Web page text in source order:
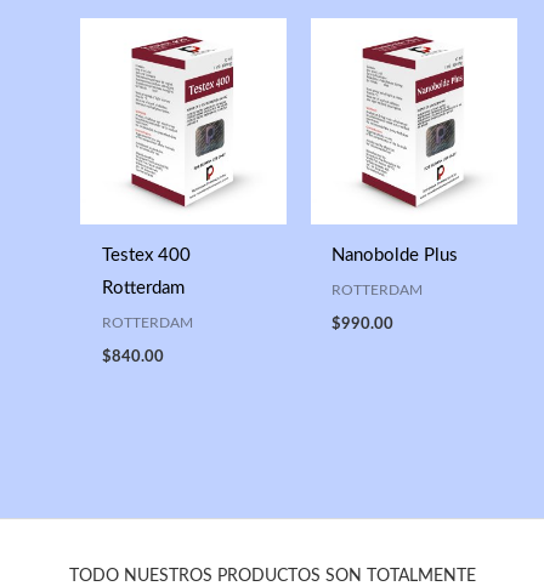
Testex 400
Rotterdam
ROTTERDAM
$840.00
Nanobolde Plus
ROTTERDAM
$990.00
TODO NUESTROS PRODUCTOS SON TOTALMENTE